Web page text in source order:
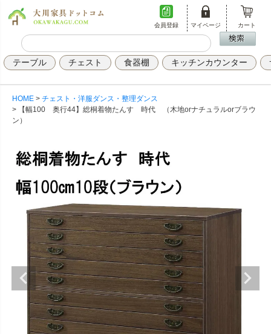
会員登録 マイページ カート
テーブル チェスト 食器棚 キッチンカウンター
HOME
チェスト・洋服ダンス・整理ダンス
【幅100 奥行44】総桐着物たんす 時代 （木地orナチュラルorブラウ
ン）